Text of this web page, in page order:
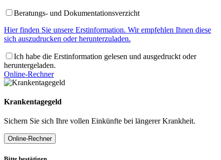
Beratungs- und Dokumentationsverzicht
Hier finden Sie unsere Erstinformation. Wir empfehlen Ihnen diese
sich auszudrucken oder herunterzuladen.
Ich habe die Erstinformation gelesen und ausgedruckt oder
heruntergeladen.
Online-Rechner
Krankentagegeld
Sichern Sie sich Ihre vollen Einkünfte bei längerer Krankheit.
Online-Rechner